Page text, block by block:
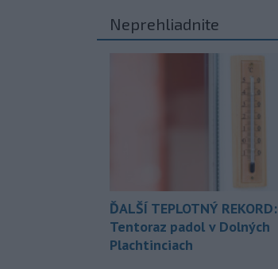
Neprehliadnite
ĎALŠÍ TEPLOTNÝ REKORD:
Tentoraz padol v Dolných
Plachtinciach